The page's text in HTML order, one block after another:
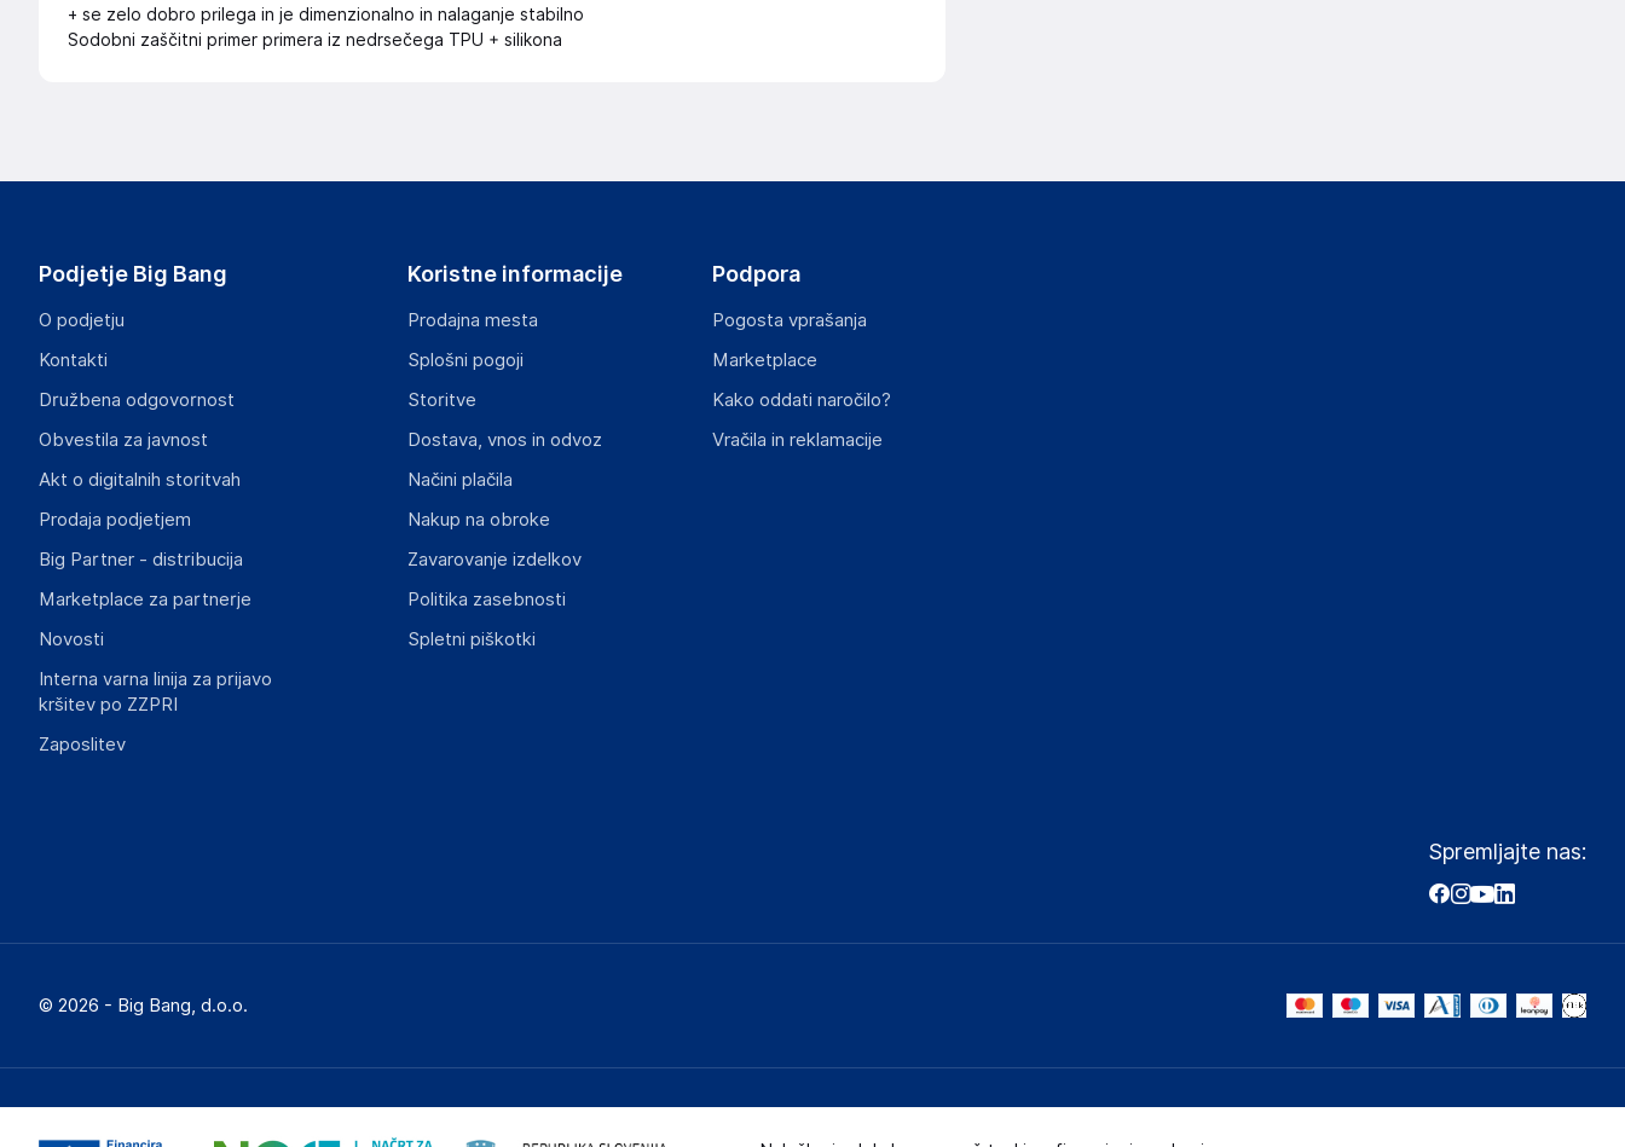
+ se zelo dobro prilega in je dimenzionalno in nalaganje stabilno
Sodobni zaščitni primer primera iz nedrsečega TPU + silikona
Podjetje Big Bang
O podjetju
Kontakti
Družbena odgovornost
Obvestila za javnost
Akt o digitalnih storitvah
Prodaja podjetjem
Big Partner - distribucija
Marketplace za partnerje
Novosti
Interna varna linija za prijavo
kršitev po ZZPRI
Zaposlitev
Koristne informacije
Prodajna mesta
Splošni pogoji
Storitve
Dostava, vnos in odvoz
Načini plačila
Nakup na obroke
Zavarovanje izdelkov
Politika zasebnosti
Spletni piškotki
Podpora
Pogosta vprašanja
Marketplace
Kako oddati naročilo?
Vračila in reklamacije
Spremljajte nas:
© 2026 - Big Bang, d.o.o.